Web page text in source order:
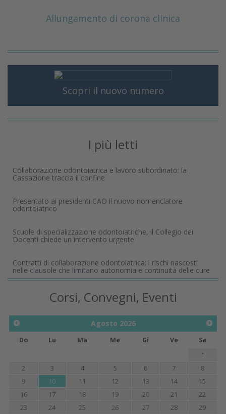
Allungamento di corona clinica
Scopri il nuovo numero
I più letti
Collaborazione odontoiatrica e lavoro subordinato: la
Cassazione traccia il confine
Presentato ai presidenti CAO il nuovo nomenclatore
odontoiatrico
Scuole di specializzazione odontoiatriche, il Collegio dei
Docenti chiede un intervento urgente
Contratti di collaborazione odontoiatrica: i rischi nascosti
nelle clausole che limitano autonomia e continuità delle cure
Corsi, Convegni, Eventi
Agosto 2026
Do Lu Ma Me Gi Ve
Sa
1
2
3 4 5 6 7
8
9
10 11 12 13 14
15
16
17 18 19 20 21
22
23
24 25 26 27 28
29